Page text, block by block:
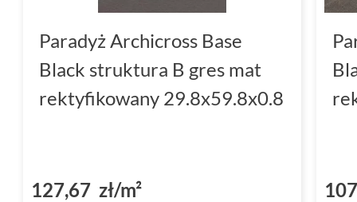
Paradyż Archicross Base
Black struktura B gres mat
rektyfikowany 29.8x59.8x0.8
127,67 zł/m²